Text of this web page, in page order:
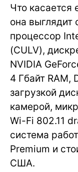
Что касается
она
процессор
(CULV),
NVIDIA
4 Гбайт RAM,
загрузкой
камерой,
Wi-Fi 802.11
система
Premium и
США.